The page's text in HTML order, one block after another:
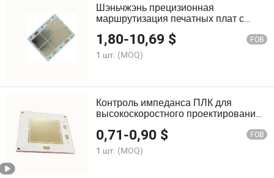
Шэньчжэнь прецизионная
маршрутизация печатных плат с
шаговыми прорезями и потайными
отверстиями для механической
подгонки, идеальная для
радиочастотных экранов и
1,80-10,69 $ FOB
1 шт. (MOQ)
Контроль импеданса ПЛК для
высокоскоростного проектирования
временной области отражения (TDR)
включен
0,71-0,90 $ FOB
1 шт. (MOQ)